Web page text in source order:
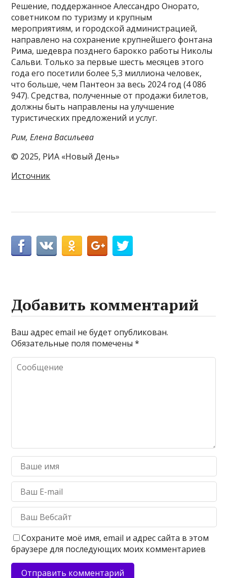
Решение, поддержанное Алессандро Онорато,
советником по туризму и крупным
мероприятиям, и городской администрацией,
направлено на сохранение крупнейшего фонтана
Рима, шедевра позднего барокко работы Николы
Сальви. Только за первые шесть месяцев этого
года его посетили более 5,3 миллиона человек,
что больше, чем Пантеон за весь 2024 год (4 086
947). Средства, полученные от продажи билетов,
должны быть направлены на улучшение
туристических предложений и услуг.
Рим, Елена Васильева
© 2025, РИА «Новый День»
Источник
Добавить комментарий
Ваш адрес email не будет опубликован.
Обязательные поля помечены*
Сохраните моё имя, email и адрес сайта в этом
браузере для последующих моих комментариев